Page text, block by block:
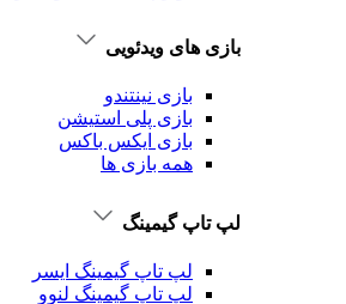
بازی های ویدئویی
بازی نینتندو
بازی پلی استیشن
بازی ایکس باکس
همه بازی ها
لپ تاپ گیمینگ
لپ تاپ گیمینگ ایسر
لپ تاپ گیمینگ لنوو